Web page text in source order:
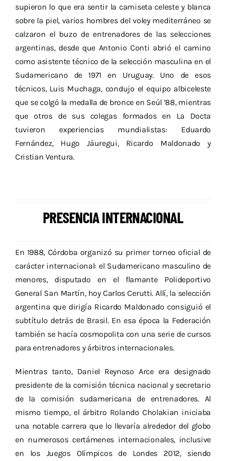
supieron lo que era sentir la camiseta celeste y blanca
sobre la piel, varios hombres del voley mediterráneo se
calzaron el buzo de entrenadores de las selecciones
argentinas, desde que Antonio Conti abrió el camino
como asistente técnico de la selección masculina en el
Sudamericano de 1971 en Uruguay. Uno de esos
técnicos, Luis Muchaga, condujo el equipo albiceleste
que se colgó la medalla de bronce en Seúl ’88, mientras
que otros de sus colegas formados en La Docta
tuvieron experiencias mundialistas: Eduardo
Fernández, Hugo Jáuregui, Ricardo Maldonado y
Cristian Ventura.
PRESENCIA INTERNACIONAL
En 1988, Córdoba organizó su primer torneo oficial de
carácter internacional: el Sudamericano masculino de
menores, disputado en el flamante Polideportivo
General San Martín, hoy Carlos Cerutti. Allí, la selección
argentina que dirigía Ricardo Maldonado consiguió el
subtítulo detrás de Brasil. En esa época la Federación
también se hacía cosmopolita con una serie de cursos
para entrenadores y árbitros internacionales.
Mientras tanto, Daniel Reynoso Arce era designado
presidente de la comisión técnica nacional y secretario
de la comisión sudamericana de entrenadores. Al
mismo tiempo, el árbitro Rolando Cholakian iniciaba
una notable carrera que lo llevaría alrededor del globo
en numerosos certámenes internacionales, inclusive
en los Juegos Olímpicos de Londes 2012, siendo